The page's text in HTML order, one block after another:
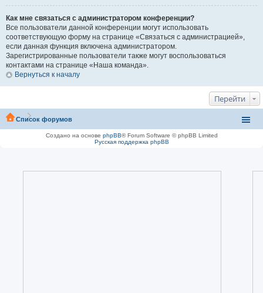
Как мне связаться с администратором конференции?
Все пользователи данной конференции могут использовать
соответствующую форму на странице «Связаться с администрацией»,
если данная функция включена администратором.
Зарегистрированные пользователи также могут воспользоваться
контактами на странице «Наша команда».
Вернуться к началу
Перейти
Список форумов
Создано на основе phpBB® Forum Software © phpBB Limited
Русская поддержка phpBB